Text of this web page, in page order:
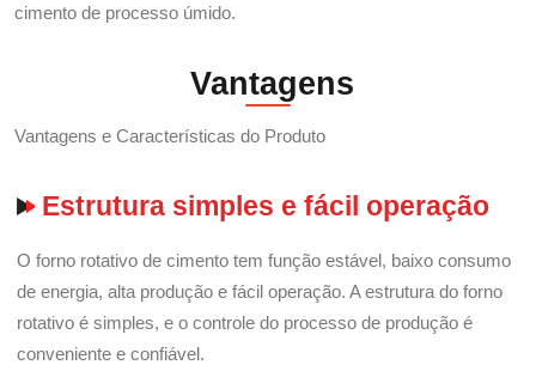
cimento de processo úmido.
Vantagens
Vantagens e Características do Produto
Estrutura simples e fácil operação
O forno rotativo de cimento tem função estável, baixo consumo
de energia, alta produção e fácil operação. A estrutura do forno
rotativo é simples, e o controle do processo de produção é
conveniente e confiável.